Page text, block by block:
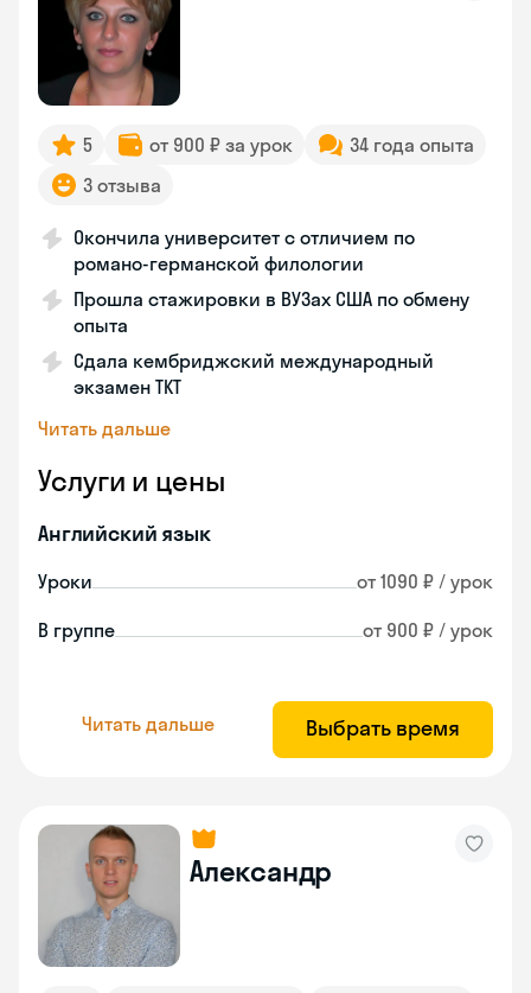
5 от 900 ₽ за урок
34 года опыта
3 отзыва
Окончила университет с отличием по
романо-германской филологии
Прошла стажировки в ВУЗах США по обмену
опыта
Сдала кембриджский международный
экзамен TKT
Читать дальше
Услуги и цены
Английский язык
Уроки от 1090 ₽ / урок
В группе от 900 ₽ / урок
Читать дальше Выбрать время
Александр